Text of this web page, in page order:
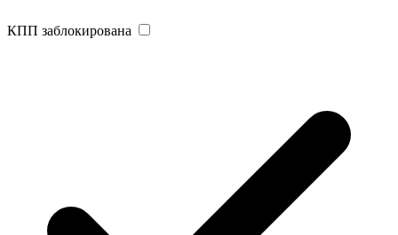
КПП заблокирована